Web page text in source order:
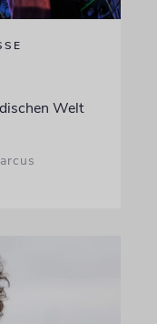
Welt